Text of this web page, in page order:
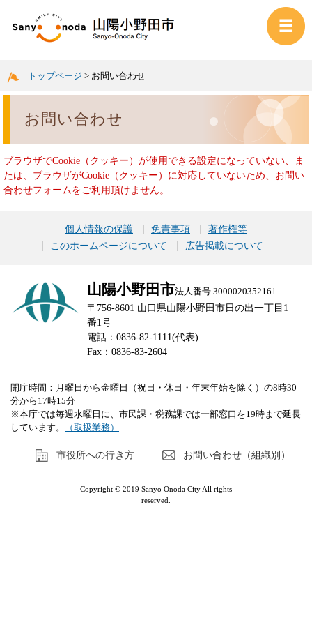
トップページ > お問い合わせ
お問い合わせ
ブラウザでCookie（クッキー）が使用できる設定になっていない、ま
たは、ブラウザがCookie（クッキー）に対応していないため、お問い
合わせフォームをご利用頂けません。
個人情報の保護 免責事項
著作権等
このホームページについて
広告掲載について
山陽小野田市法人番号 3000020352161
〒756-8601 山口県山陽小野田市日の出一丁目1
番1号
電話：0836-82-1111(代表)
Fax：0836-83-2604
開庁時間：月曜日から金曜日（祝日・休日・年末年始を除く）の8時30
分から17時15分
※本庁では毎週水曜日に、市民課・税務課では一部窓口を19時まで延長
しています。
（取扱業務）
市役所への行き方 お問い合わせ（組織別）
Copyright © 2019 Sanyo Onoda City All rights
reserved.